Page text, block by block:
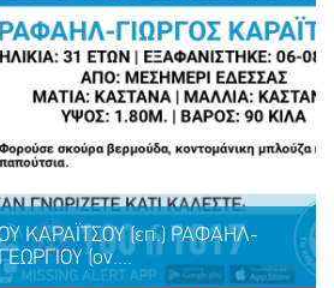
/ SETARI (ΕΠ.) ΟΜΑΡ // OMAR
(ON.), 13 ΕΤΩΝ
ΔΡΑΣΕ
ΚΑΡΑΪΤΣΟΥ (επ.) ΡΑΦΑΗΛ-
(ον....